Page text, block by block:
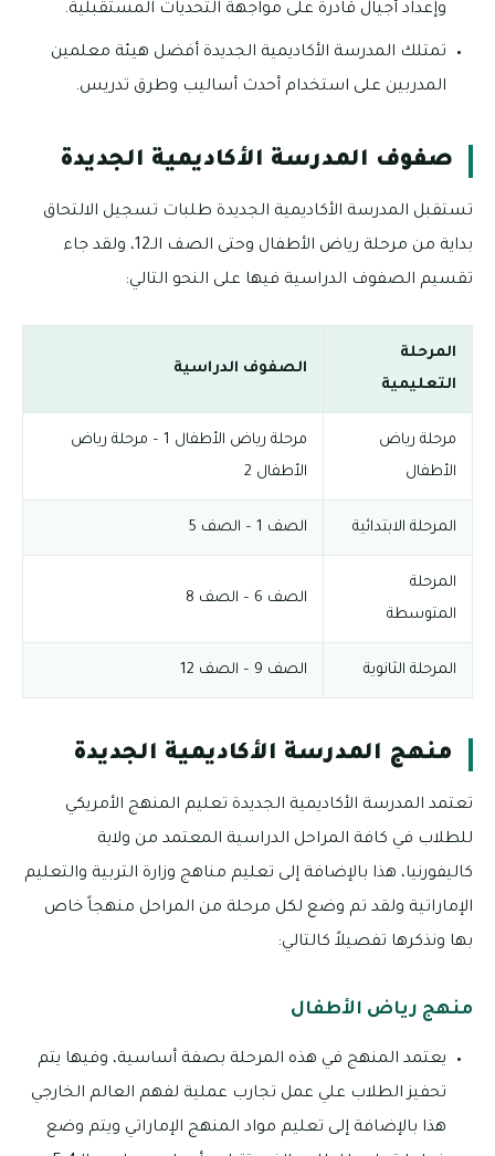
وإعداد أجيال قادرة على مواجهة التحديات المستقبلية.
تمتلك المدرسة الأكاديمية الجديدة أفضل هيئة معلمين
المدربين على استخدام أحدث أساليب وطرق تدريس.
صفوف المدرسة الأكاديمية الجديدة
تستقبل المدرسة الأكاديمية الجديدة طلبات تسجيل الالتحاق
بداية من مرحلة رياض الأطفال وحتى الصف الـ12، ولقد جاء
تقسيم الصفوف الدراسية فيها على النحو التالي:
المرحلة
التعليمية
الصفوف الدراسية
مرحلة رياض
الأطفال
مرحلة رياض الأطفال 1 – مرحلة رياض
الأطفال 2
المرحلة الابتدائية الصف 1 – الصف 5
المرحلة
المتوسطة
الصف 6 – الصف 8
المرحلة الثانوية الصف 9 – الصف 12
منهج المدرسة الأكاديمية الجديدة
تعتمد المدرسة الأكاديمية الجديدة تعليم المنهج الأمريكي
للطلاب في كافة المراحل الدراسية المعتمد من ولاية
كاليفورنيا، هذا بالإضافة إلى تعليم مناهج وزارة التربية والتعليم
الإماراتية ولقد تم وضع لكل مرحلة من المراحل منهجاً خاص
بها ونذكرها تفصيلاً كالتالي:
منهج رياض الأطفال
يعتمد المنهج في هذه المرحلة بصفة أساسية، وفيها يتم
تحفيز الطلاب علي عمل تجارب عملية لفهم العالم الخارجي
هذا بالإضافة إلى تعليم مواد المنهج الإماراتي ويتم وضع